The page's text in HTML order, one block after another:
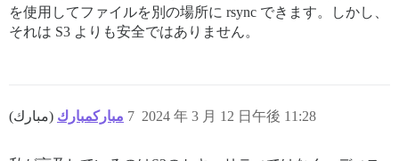
を使用してファイルを別の場所に rsync できます。しかし、
それは S3 よりも安全ではありません。
مباركمبارك 2024 年 3 月 12 日午後 11:28
7